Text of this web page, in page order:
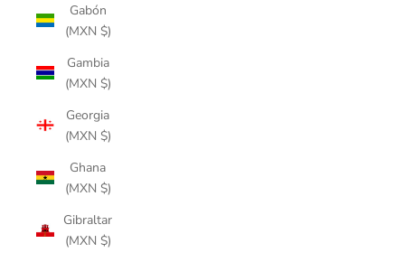
Gabón
(MXN $)
Gambia
(MXN $)
Georgia
(MXN $)
Ghana
(MXN $)
Gibraltar
(MXN $)